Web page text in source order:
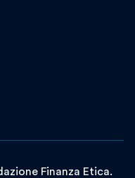
Finanza Etica.